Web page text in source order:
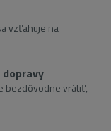
vzťahuje na
bezdôvodne vrátiť,